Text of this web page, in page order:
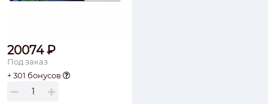
20074 ₽
Под заказ
+ 301 бонусов